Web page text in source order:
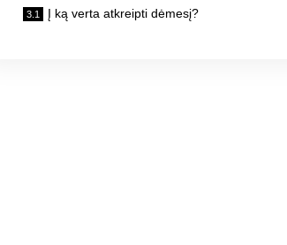
Į ką verta atkreipti dėmesį?